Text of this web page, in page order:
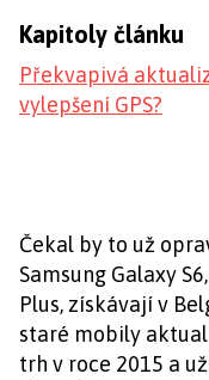
Kapitoly článku
Překvapivá
vylepšení GPS?
Čekal by to už
Samsung Galaxy
Plus, získávají v
staré mobily
trh v roce 2015 a